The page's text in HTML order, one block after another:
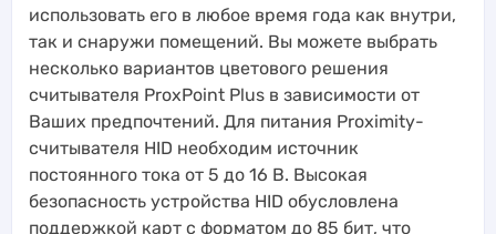
использовать его в любое время года как внутри,
так и снаружи помещений. Вы можете выбрать
несколько вариантов цветового решения
считывателя ProxPoint Plus в зависимости от
Ваших предпочтений. Для питания Proximity-
считывателя HID необходим источник
постоянного тока от 5 до 16 В. Высокая
безопасность устройства HID обусловлена
поддержкой карт с форматом до 85 бит, что